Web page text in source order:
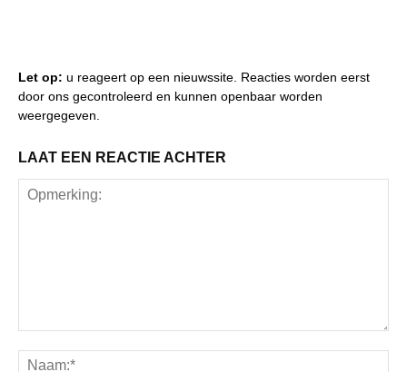
Let op: u reageert op een nieuwssite. Reacties worden eerst
door ons gecontroleerd en kunnen openbaar worden
weergegeven.
LAAT EEN REACTIE ACHTER